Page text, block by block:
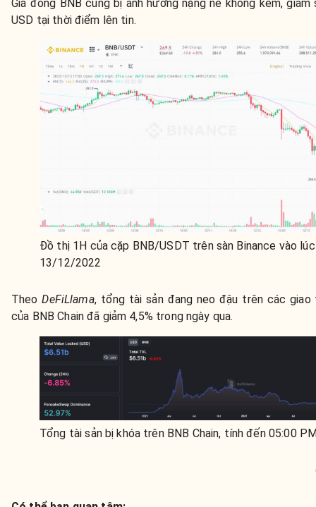
Giá đồng BNB cũng bị ảnh hưởng nặng nề không kém,
USD tại thời điểm lên tin.
Đồ thị 1H của cặp BNB/USDT trên sàn Binance vào
13/12/2022
TheoDeFiLlama, tổng tài sản đang neo đậu trên các giao
của BNB Chain đã giảm 4,5% trong ngày qua.
Tổng tài sản bị khóa trên BNB Chain, tính đến 05:00